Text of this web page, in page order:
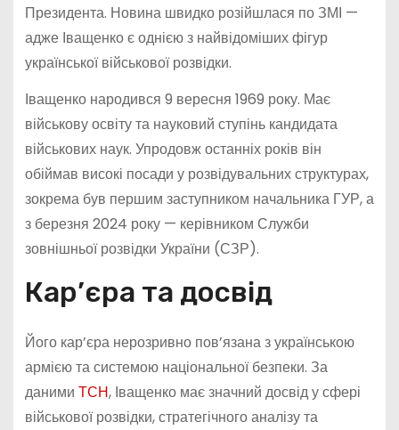
Президента. Новина швидко розійшлася по ЗМІ —
адже Іващенко є однією з найвідоміших фігур
української військової розвідки.
Іващенко народився 9 вересня 1969 року. Має
військову освіту та науковий ступінь кандидата
військових наук. Упродовж останніх років він
обіймав високі посади у розвідувальних структурах,
зокрема був першим заступником начальника ГУР, а
з березня 2024 року — керівником Служби
зовнішньої розвідки України (СЗР).
Кар’єра та досвід
Його кар’єра нерозривно пов’язана з українською
армією та системою національної безпеки. За
даними ТСН, Іващенко має значний досвід у сфері
військової розвідки, стратегічного аналізу та